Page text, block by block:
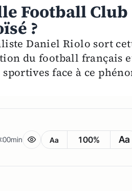
Football
?
Daniel Riolo sort
du football français
face à ce
Aa 100% Aa